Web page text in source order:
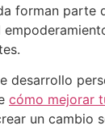
forman parte
desarrollo
cómo mejorar
un